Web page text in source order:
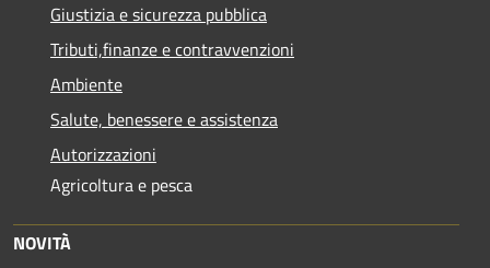
Giustizia e sicurezza pubblica
Tributi,finanze e contravvenzioni
Ambiente
Salute, benessere e assistenza
Autorizzazioni
Agricoltura e pesca
NOVITÀ